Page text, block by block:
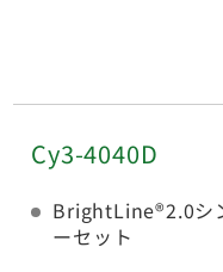
Cy3-4040D
BrightLine®2.0シ
ーセット